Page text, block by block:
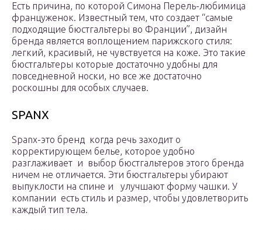
Есть причина, по которой Симона Перель-любимица
француженок. Известный тем, что создает “самые
подходящие бюстгальтеры во Франции”, дизайн
бренда является воплощением парижского стиля:
легкий, красивый, не чувствуется на коже. Это такие
бюстгальтеры которые достаточно удобны для
повседневной носки, но все же достаточно
роскошны для особых случаев.
SPANX
Spanx-это бренд когда речь заходит о
корректирующем белье, которое удобно
разглаживает и выбор бюстгальтеров этого бренда
ничем не отличается. Эти бюстгальтеры убирают
выпуклости на спине и улучшают форму чашки. У
компании есть стиль и размер, чтобы удовлетворить
каждый тип тела.